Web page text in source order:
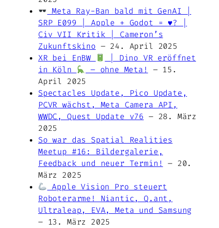
Meta Ray-Ban bald mit GenAI |
SRP E099 | Apple + Godot =♥️? |
Civ VII Kritik | Cameron’s
Zukunftskino – 24. April 2025
XR bei EnBW
| Dino VR eröffnet
in Köln
– ohne Meta!
– 15.
April 2025
Spectacles Update, Pico Update,
PCVR wächst, Meta Camera API,
WWDC, Quest Update v76 – 28. März
2025
So war das Spatial Realities
Meetup #16: Bildergalerie,
Feedback und neuer Termin!
– 20.
März 2025
Apple Vision Pro steuert
Roboterarme! Niantic, Q.ant,
Ultraleap, EVA, Meta und Samsung
– 13. März 2025